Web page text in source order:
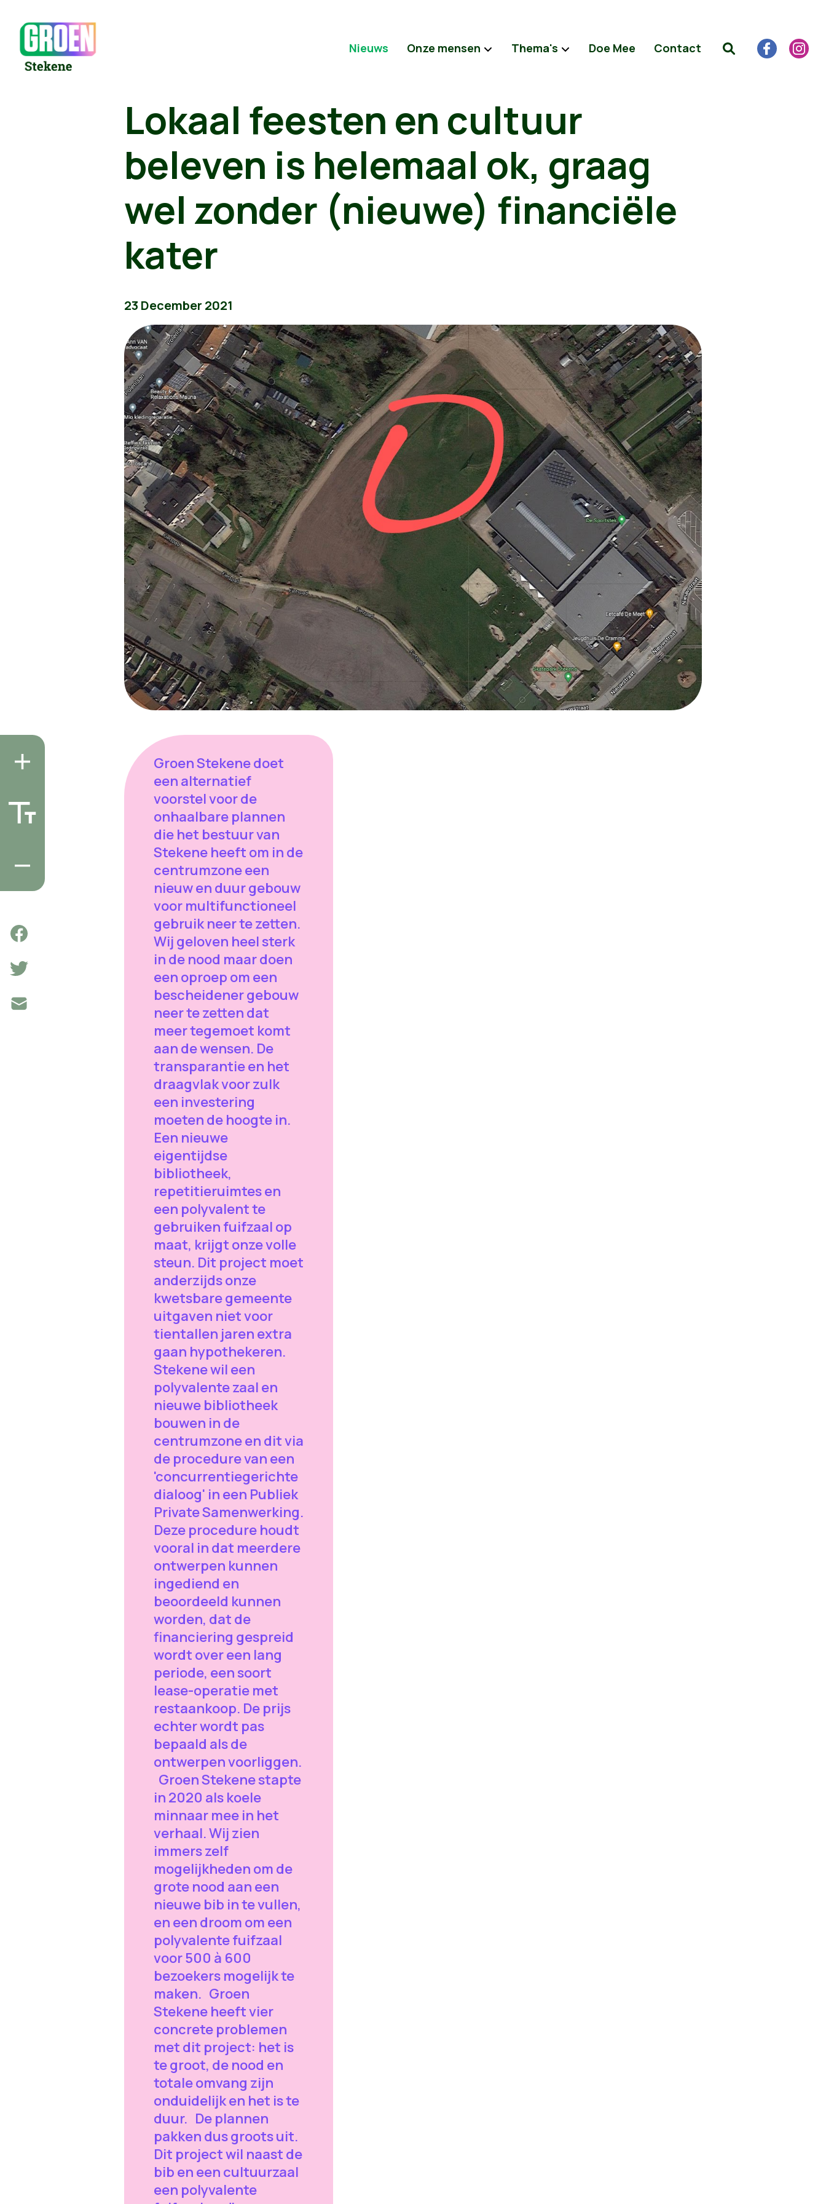
Nieuws Onze mensen Thema's Doe Mee Contact
Lokaal feesten en cultuur
beleven is helemaal ok, graag
wel zonder (nieuwe) financiële
kater
23 December 2021
Groen Stekene doet
een alternatief
voorstel voor de
onhaalbare plannen
die het bestuur van
Stekene heeft om in de
centrumzone een
nieuw en duur gebouw
voor multifunctioneel
gebruik neer te zetten.
Wij geloven heel sterk
in de nood maar doen
een oproep om een
bescheidener gebouw
neer te zetten dat
meer tegemoet komt
aan de wensen. De
transparantie en het
draagvlak voor zulk
een investering
moeten de hoogte in.
Een nieuwe
eigentijdse
bibliotheek,
repetitieruimtes en
een polyvalent te
gebruiken fuifzaal op
maat, krijgt onze volle
steun. Dit project moet
anderzijds onze
kwetsbare gemeente
uitgaven niet voor
tientallen jaren extra
gaan hypothekeren.
Stekene wil een
polyvalente zaal en
nieuwe bibliotheek
bouwen in de
centrumzone en dit via
de procedure van een
'concurrentiegerichte
dialoog' in een Publiek
Private Samenwerking.
Deze procedure houdt
vooral in dat meerdere
ontwerpen kunnen
ingediend en
beoordeeld kunnen
worden, dat de
financiering gespreid
wordt over een lang
periode, een soort
lease-operatie met
restaankoop. De prijs
echter wordt pas
bepaald als de
ontwerpen voorliggen.
Groen Stekene stapte
in 2020 als koele
minnaar mee in het
verhaal. Wij zien
immers zelf
mogelijkheden om de
grote nood aan een
nieuwe bib in te vullen,
en een droom om een
polyvalente fuifzaal
voor 500 à 600
bezoekers mogelijk te
maken. Groen
Stekene heeft vier
concrete problemen
met dit project: het is
te groot, de nood en
totale omvang zijn
onduidelijk en het is te
duur. De plannen
pakken dus groots uit.
Dit project wil naast de
bib en een cultuurzaal
een polyvalente